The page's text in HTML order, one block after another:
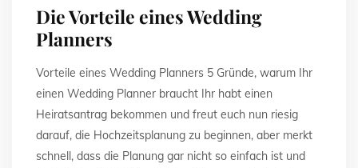
Die Vorteile eines Wedding
Planners
Vorteile eines Wedding Planners 5 Gründe, warum Ihr
einen Wedding Planner braucht Ihr habt einen
Heiratsantrag bekommen und freut euch nun riesig
darauf, die Hochzeitsplanung zu beginnen, aber merkt
schnell, dass die Planung gar nicht so einfach ist und